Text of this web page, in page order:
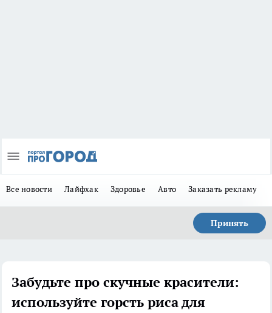
Все новости Лайфхак Здоровье Авто Заказать рекламу
Принять
Забудьте про скучные красители:
используйте горсть риса для